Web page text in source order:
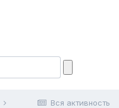
Вся активность